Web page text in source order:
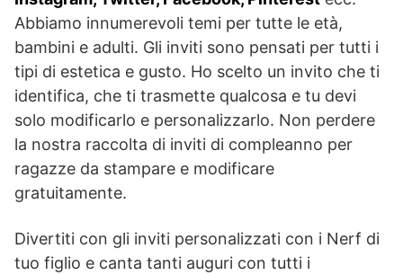
Abbiamo innumerevoli temi per tutte le età,
bambini e adulti. Gli inviti sono pensati per tutti i
tipi di estetica e gusto. Ho scelto un invito che ti
identifica, che ti trasmette qualcosa e tu devi
solo modificarlo e personalizzarlo. Non perdere
la nostra raccolta di inviti di compleanno per
ragazze da stampare e modificare
gratuitamente.
Divertiti con gli inviti personalizzati con i Nerf di
tuo figlio e canta tanti auguri con tutti i